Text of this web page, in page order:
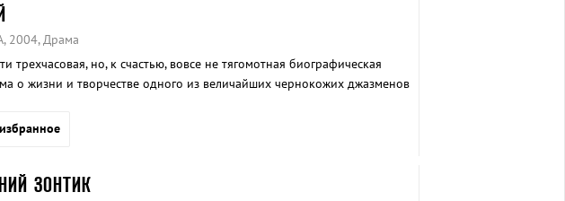
2004, Драма
трехчасовая, но, к счастью, вовсе не тягомотная биографическая
о жизни и творчестве одного из величайших чернокожих джазменов
ЗОНТИК